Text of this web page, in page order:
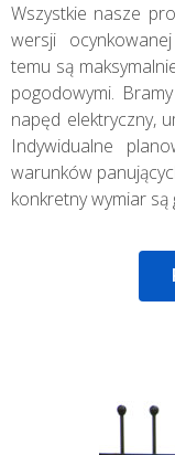
Wszystkie nasze
wersji
temu są
pogodowymi.
napęd elektryczny,
Indywidualne
warunków
konkretny wymiar